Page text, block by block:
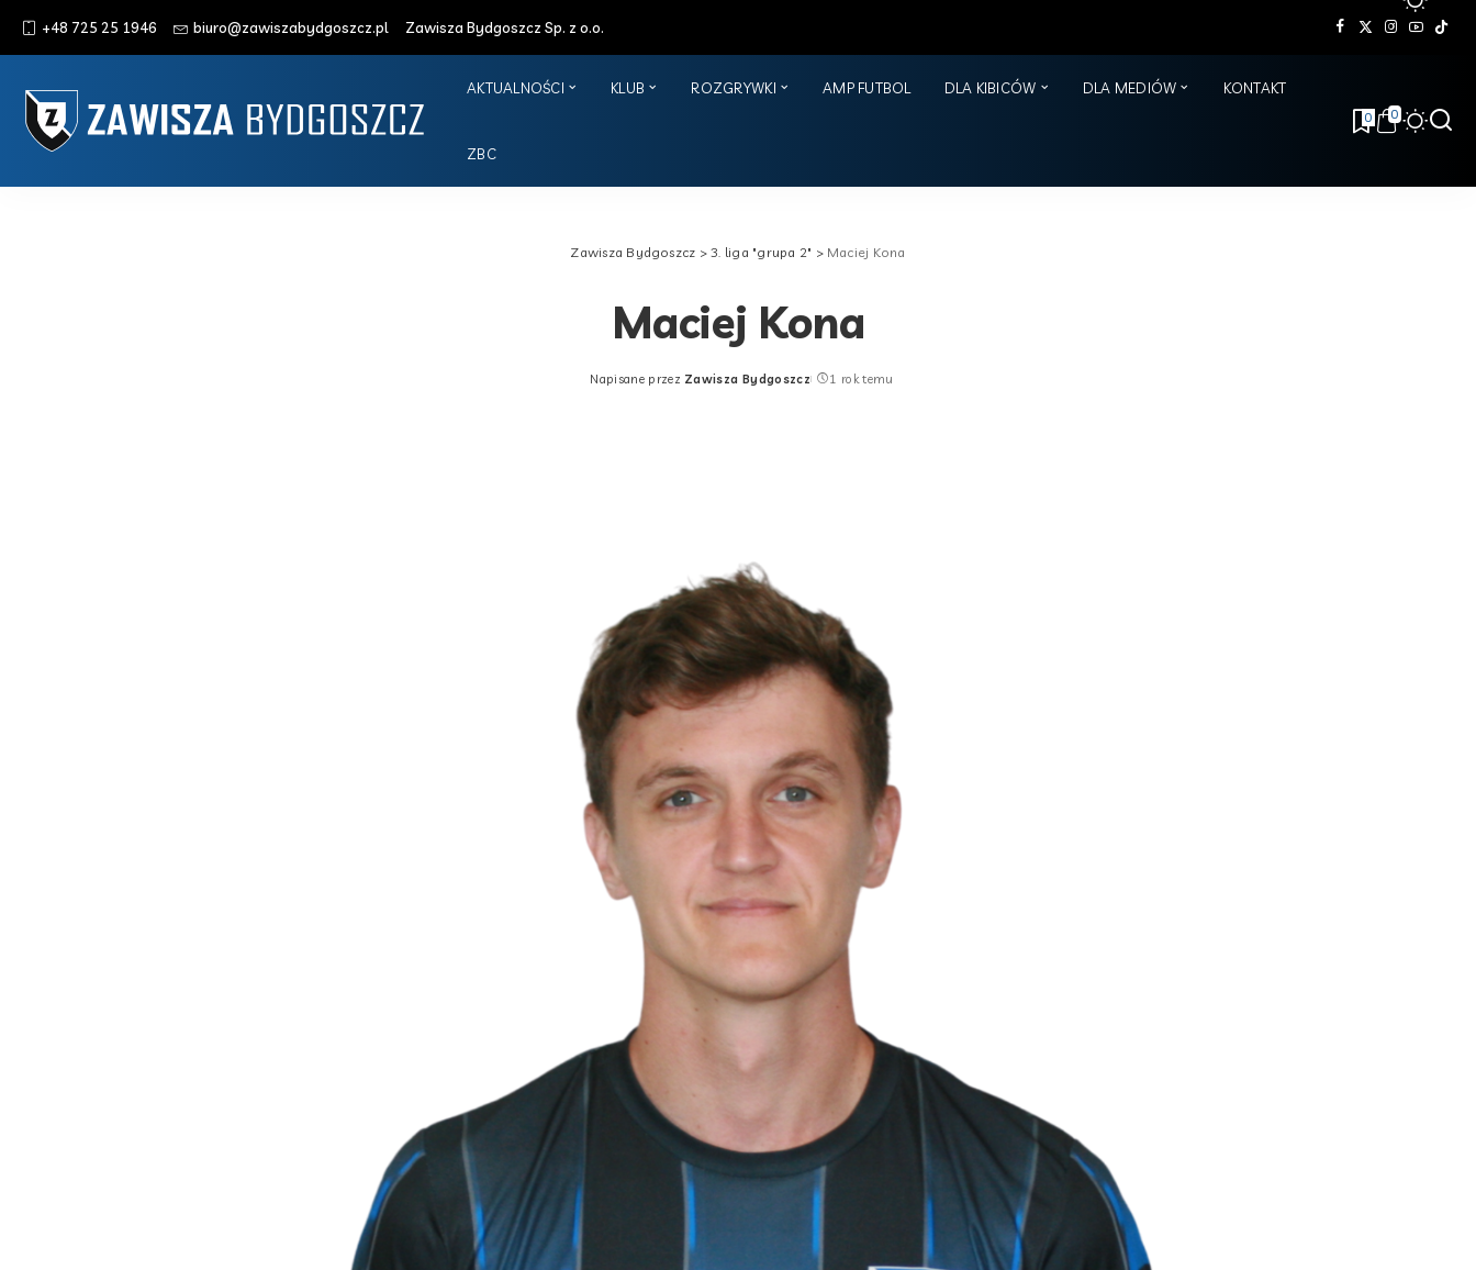
+48 725 25 1946 biuro@zawiszabydgoszcz.pl Zawisza Bydgoszcz Sp. z o.o.
AKTUALNOŚCI KLUB ROZGRYWKI AMP FUTBOL DLA KIBICÓW DLA MEDIÓW KONTAKT
ZBC
0 0
Zawisza Bydgoszcz >3. liga "grupa 2" > Maciej Kona
Maciej Kona
Posted
Napisane przez Zawisza Bydgoszcz 1 rok temu